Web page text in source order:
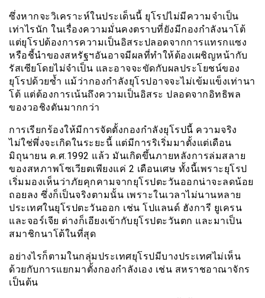
ซึ่งหากจะวิเคราะห์ในประเด็นนี้ ยุโรปไม่มีความจำเป็น
เท่าไรนัก ในเรื่องความมั่นคงตราบที่ยังมีกองกำลังนาโต้
แต่ยุโรปต้องการความเป็นอิสระปลอดจากการแทรกแซง
หรือชี้นำของสหรัฐฯอันอาจมีผลที่ทำให้ต้องเผชิญหน้ากับ
รัสเซียโดยไม่จำเป็น และอาจจะขัดกับผลประโยชน์ของ
ยุโรปด้วยซ้ำ แม้ว่ากองกำลังยุโรปอาจจะไม่เข้มแข็งเท่านา
โต้ แต่ต้องการเน้นถึงความเป็นอิสระ ปลอดจากอิทธิพล
ของวอชิงตันมากกว่า
การเรียกร้องให้มีการจัดตั้งกองกำลังยุโรปนี้ ความจริง
ไม่ใช่พึ่งจะเกิดในระยะนี้ แต่มีการริเริ่มมาตั้งแต่เดือน
มิถุนายน ค.ศ.1992 แล้ว มันเกิดขึ้นภายหลังการล่มสลาย
ของสหภาพโซเวียตเพียงแค่ 2 เดือนเศษ ทั้งนี้เพราะยุโรป
เริ่มมองเห็นว่าภัยคุกคามจากยุโรปตะวันออกน่าจะลดน้อย
ถอยลง ซึ่งก็เป็นจริงตามนั้น เพราะในเวลาไม่นานหลาย
ประเทศในยุโรปตะวันออก เช่น โปแลนด์ ฮังการี ยูเครน
และจอร์เจีย ต่างก็เอียงเข้ากับยุโรปตะวันตก และมาเป็น
สมาชิกนาโต้ในที่สุด
อย่างไรก็ตามในกลุ่มประเทศยุโรปมีบางประเทศไม่เห็น
ด้วยกับการแยกมาตั้งกองกำลังเอง เช่น สหราชอาณาจักร
เป็นต้น